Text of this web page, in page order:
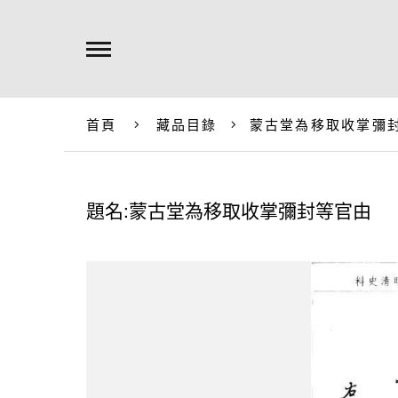
首頁 藏品目錄 蒙古堂為移取收掌彌
題名:蒙古堂為移取收掌彌封等官由